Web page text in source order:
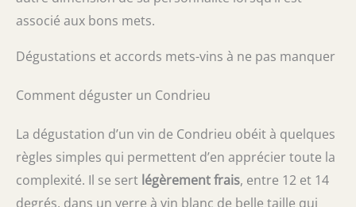
associé aux bons mets.
Dégustations et accords mets-vins à ne pas manquer
Comment déguster un Condrieu
La dégustation d’un vin de Condrieu obéit à quelques
règles simples qui permettent d’en apprécier toute la
complexité. Il se sert légèrement frais, entre 12 et 14
degrés, dans un verre à vin blanc de belle taille qui